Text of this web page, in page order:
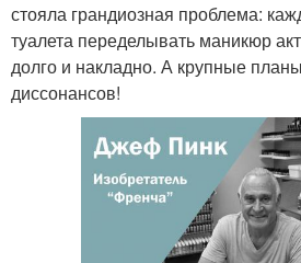
стояла грандиозная проблема:
туалета переделывать маникюр
долго и накладно. А крупные
диссонансов!